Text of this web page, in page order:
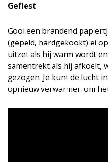
Geflest
Gooi een brandend
(gepeld, hardgekookt) ei
uitzet als hij warm wordt
samentrekt als hij afkoelt,
gezogen. Je kunt de lucht
opnieuw verwarmen om